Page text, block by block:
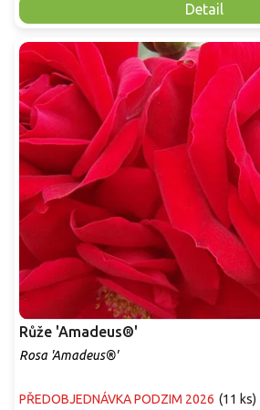
Detail
Růže 'Amadeus®'
Rosa 'Amadeus®'
PŘEDOBJEDNÁVKA PODZIM 2026 (11 ks)